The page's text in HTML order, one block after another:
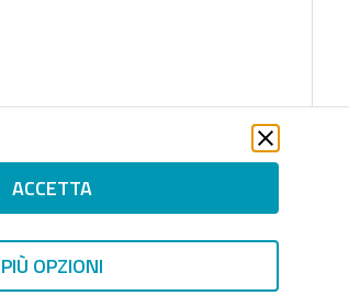
ACCETTA
PIÙ OPZIONI